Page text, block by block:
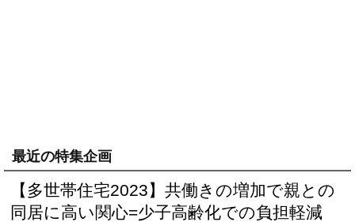
最近の特集企画
【多世帯住宅2023】共働きの増加で親との
同居に高い関心=少子高齢化での負担軽減